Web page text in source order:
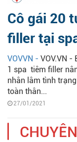
Cô gái 20
filler tại
VOVVN - VOV.VN -
1 spa tiêm filler
nhân lâm tình
toàn thân...
27/01/2021